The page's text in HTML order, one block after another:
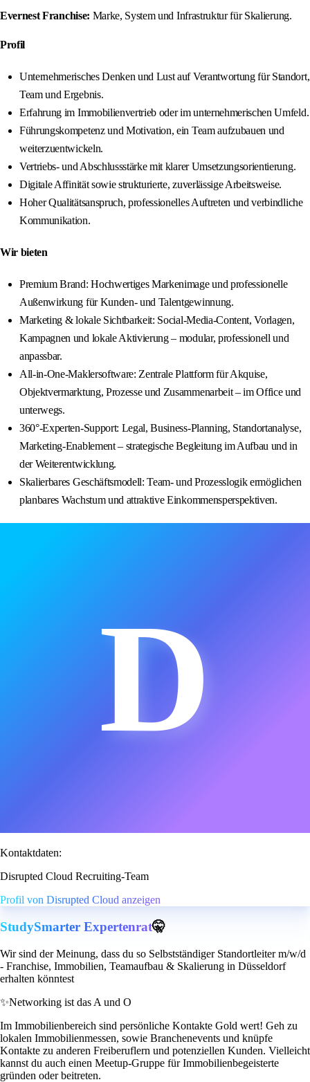
Evernest Franchise: Marke, System und Infrastruktur für Skalierung.
Profil
Unternehmerisches Denken und Lust auf Verantwortung für Standort,
Team und Ergebnis.
Erfahrung im Immobilienvertrieb oder im unternehmerischen Umfeld.
Führungskompetenz und Motivation, ein Team aufzubauen und
weiterzuentwickeln.
Vertriebs- und Abschlussstärke mit klarer Umsetzungsorientierung.
Digitale Affinität sowie strukturierte, zuverlässige Arbeitsweise.
Hoher Qualitätsanspruch, professionelles Auftreten und verbindliche
Kommunikation.
Wir bieten
Premium Brand: Hochwertiges Markenimage und professionelle
Außenwirkung für Kunden- und Talentgewinnung.
Marketing & lokale Sichtbarkeit: Social-Media-Content, Vorlagen,
Kampagnen und lokale Aktivierung – modular, professionell und
anpassbar.
All-in-One-Maklersoftware: Zentrale Plattform für Akquise,
Objektvermarktung, Prozesse und Zusammenarbeit – im Office und
unterwegs.
360°-Experten-Support: Legal, Business-Planning, Standortanalyse,
Marketing-Enablement – strategische Begleitung im Aufbau und in
der Weiterentwicklung.
Skalierbares Geschäftsmodell: Team- und Prozesslogik ermöglichen
planbares Wachstum und attraktive Einkommensperspektiven.
D
Kontaktdaten:
Disrupted Cloud Recruiting-Team
Profil von Disrupted Cloud anzeigen
StudySmarter Expertenrat🤫
Wir sind der Meinung, dass du so Selbstständiger Standortleiter m/w/d
- Franchise, Immobilien, Teamaufbau & Skalierung in Düsseldorf
erhalten könntest
✨Networking ist das A und O
Im Immobilienbereich sind persönliche Kontakte Gold wert! Geh zu
lokalen Immobilienmessen, sowie Branchenevents und knüpfe
Kontakte zu anderen Freiberuflern und potenziellen Kunden. Vielleicht
kannst du auch einen Meetup-Gruppe für Immobilienbegeisterte
gründen oder beitreten.